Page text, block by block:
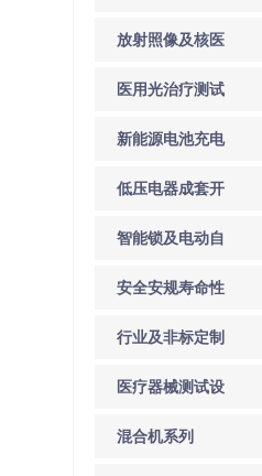
测设备
放射照像及核医
学质控检测
医用光治疗测试
系统
新能源电池充电
桩检测设备
低压电器成套开
关检测设备
智能锁及电动自
行车检测
安全安规寿命性
能检测设备
行业及非标定制
检测设备
医疗器械测试设
备
混合机系列